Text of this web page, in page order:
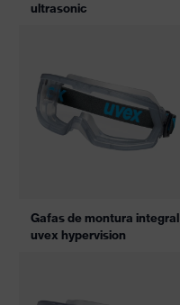
ultrasonic
Gafas de montura integral
uvex hypervision